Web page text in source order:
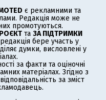
є рекламними та
Редакція може не
промотуються.
та ЗА ПІДТРИМКИ
бере участь у
думки, висловлені у
за факти та оціночні
матеріалах. Згідно з
за зміст